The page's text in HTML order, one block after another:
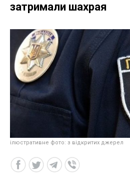
затримали шахрая
ілюстративне фото: з відкритих джерел